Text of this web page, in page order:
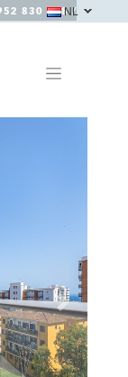
830 378 /
NL
Next